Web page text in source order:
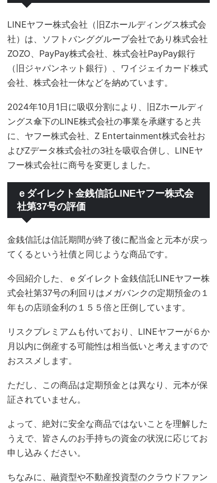
LINEヤフー株式会社（旧Zホールディングス株式会
社）は、ソフトバンググループ会社であり株式会社
ZOZO、PayPay株式会社、株式会社PayPay銀行
（旧ジャパンネット銀行）、ワイジェイカード株式
会社、株式会社一休などを納めています。
2024年10月1日に吸収分割により、旧Zホールディ
ングス傘下のLINE株式会社の事業を承継すると共
に、ヤフー株式会社、Z Entertainment株式会社お
よびZデータ株式会社の3社を吸収合併し、LINEヤ
フー株式会社に商号を変更しました。
ｅダイレクト金銭信託LINEヤフー株式会
社第37号の評価
金銭信託は信託期間が終了後に配当金と元本が戻っ
てくるという社債と同じような商品です。
今回紹介した、ｅダイレクト金銭信託LINEヤフー株
式会社第37号の利回りはメガバンクの定期預金の１
年もの店頭金利の１５５倍と圧倒しています。
リスクプレミアムも付いており、LINEヤフーが６か
月以内に倒産する可能性は相当低いと考えますので
おススメします。
ただし、この商品は定期預金とは異なり、元本が保
証されていません。
よって、絶対に安全な商品ではないことを理解した
うえで、皆さんのお手持ちの資金の状況に応じてお
申し込みください。
ちなみに、融資型や不動産投資型のクラウドファン